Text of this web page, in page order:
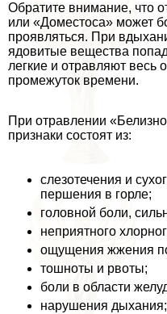
Обратите внимание, что
или «Доместоса» может
проявляться. При
ядовитые вещества
легкие и отравляют весь
промежуток времени.
При отравлении
признаки состоят из:
слезотечения и
першения в горле;
головной боли,
неприятного
ощущения жжения
тошноты и рвоты;
боли в области
нарушения дыхания;